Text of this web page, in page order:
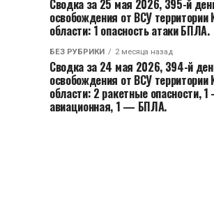
Сводка за 25 мая 2026, 395-й
освобождения от ВСУ территории
области: 1 опасность атаки БПЛА.
БЕЗ РУБРИКИ 2 месяца назад
Сводка за 24 мая 2026, 394-й
освобождения от ВСУ территории
области: 2 ракетные опасности,
авиационная, 1 — БПЛА.